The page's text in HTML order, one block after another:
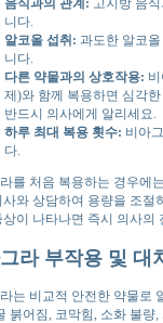
음식과의 관계: 고지방 음
니다.
알코올 섭취: 과도한 알코
니다.
다른 약물과의 상호작용:
제)와 함께 복용하면 심각
반드시 의사에게 알리세요.
하루 최대 복용 횟수: 비아
다.
를 처음 복용하는 경우에
사와 상담하여 용량을 조절
상이 나타나면 즉시 의사의
라 부작용 및 대
는 비교적 안전한 약물로
붉어짐, 코막힘, 소화 불